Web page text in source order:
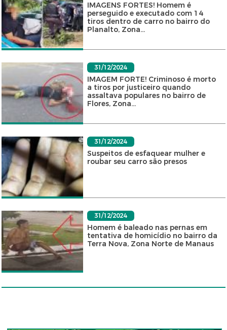
IMAGENS FORTES! Homem é
perseguido e executado com 14
tiros dentro de carro no bairro do
Planalto, Zona...
31/12/2024
IMAGEM FORTE! Criminoso é morto
a tiros por justiceiro quando
assaltava populares no bairro de
Flores, Zona...
31/12/2024
Suspeitos de esfaquear mulher e
roubar seu carro são presos
31/12/2024
Homem é baleado nas pernas em
tentativa de homicídio no bairro da
Terra Nova, Zona Norte de Manaus